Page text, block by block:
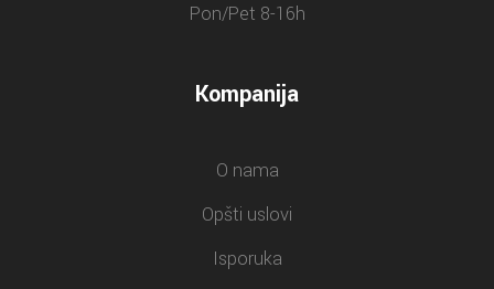
Pon/Pet 8-16h
Kompanija
O nama
Opšti uslovi
Isporuka